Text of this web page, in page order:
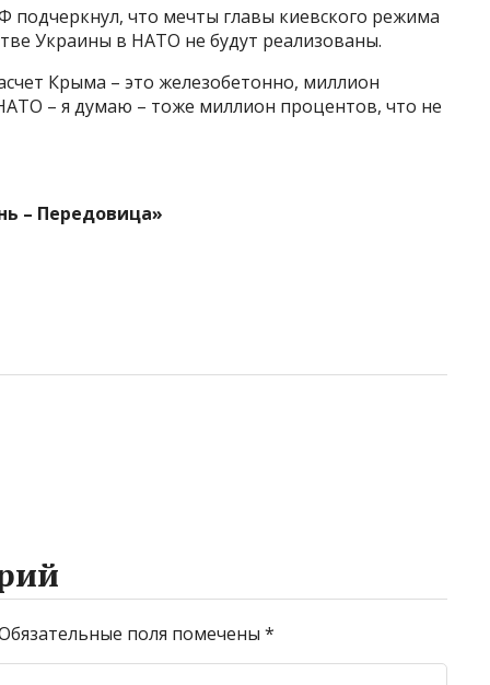
что мечты главы киевского режима
Украины в НАТО не будут реализованы.
Крыма – это железобетонно, миллион
– я думаю – тоже миллион процентов, что не
– Передовица»
поля помечены *